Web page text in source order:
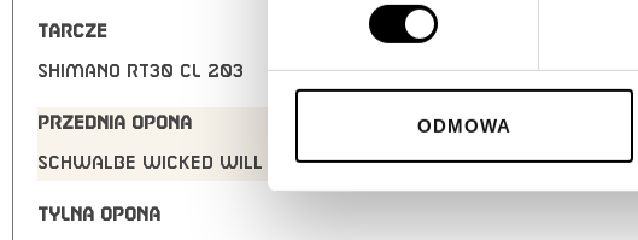
ODMOWA
TARCZE
Shimano RT30 CL 203
PRZEDNIA OPONA
Schwalbe Wicked Will Perf. 65-622
TYLNA OPONA